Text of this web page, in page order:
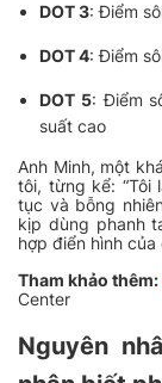
DOT 3: Điểm
DOT 4: Điểm
DOT 5: Điểm
suất cao
Anh Minh, một
tôi, từng kể: “Tôi
tục và bỗng
kịp dùng phanh
hợp điển hình
Tham khảo thêm:
Center
Nguyên